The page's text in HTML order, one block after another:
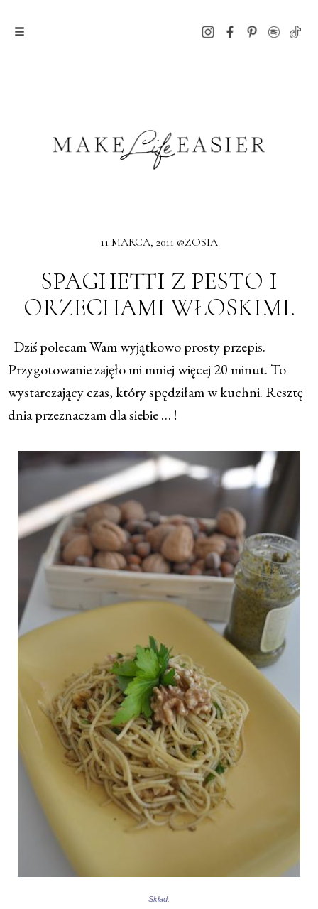
11 MARCA, 2011 @ZOSIA
SPAGHETTI Z PESTO I
ORZECHAMI WŁOSKIMI.
Dziś polecam Wam wyjątkowo prosty przepis.
Przygotowanie zajęło mi mniej więcej 20 minut. To
wystarczający czas, który spędziłam w kuchni. Resztę
dnia przeznaczam dla siebie … !
Skład: